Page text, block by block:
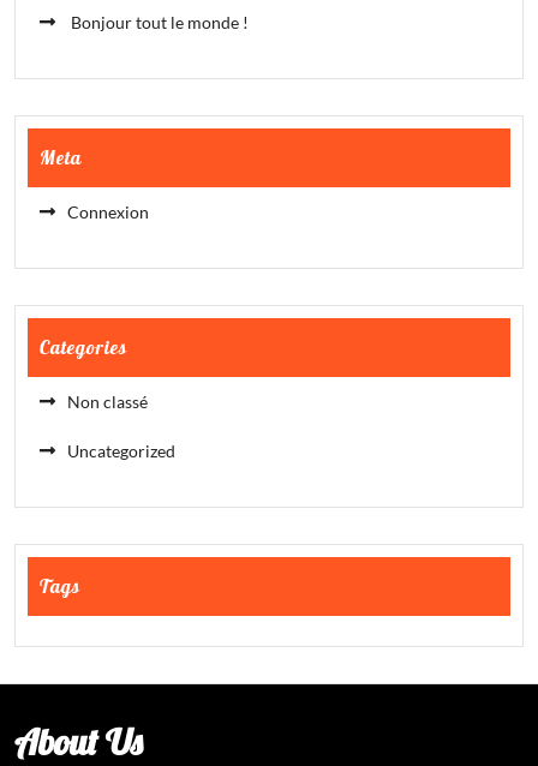
Bonjour tout le monde !
Meta
Connexion
Categories
Non classé
Uncategorized
Tags
About Us